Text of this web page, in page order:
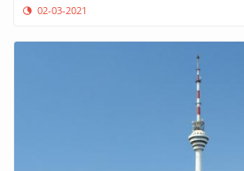
02-03-2021